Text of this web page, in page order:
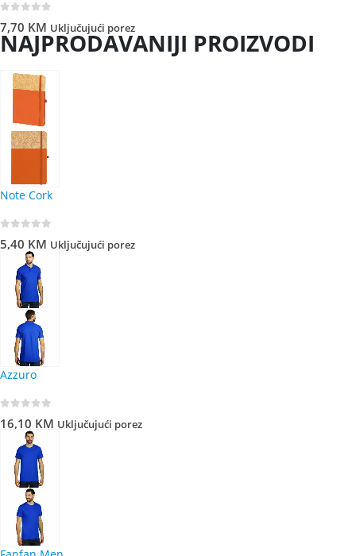
7,70 KM Uključujući porez
NAJPRODAVANIJI PROIZVODI
Note Cork
5,40 KM Uključujući porez
Azzuro
16,10 KM Uključujući porez